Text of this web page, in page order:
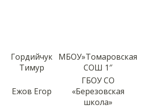
Гордийчук
Тимур
МБОУ»Томаровская
СОШ 1″
Ежов Егор
ГБОУ СО
«Березовская
школа»